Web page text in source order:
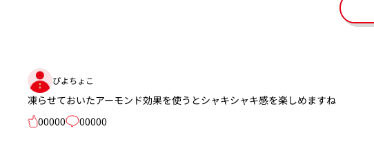
ぴよちょこ
凍らせておいたアーモンド効果を使うとシャキシャキ感を楽しめますね
00000
00000